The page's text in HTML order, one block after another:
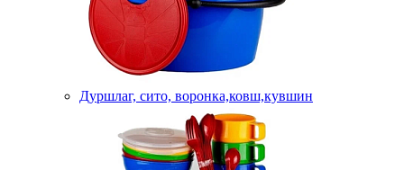
Дуршлаг, сито, воронка,ковш,кувшин